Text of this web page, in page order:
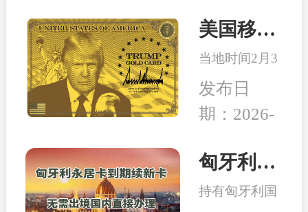
赢”的国际化
平台。
未来可能会面
论是为了孩子
的教育、家人
的养老，还是
出行的自由，
和未来多一层
保障，移民身
美国移民最新消息：特朗普百万金卡项目被起诉！
当地时间2月3
日，美国多家
组织和团体正
式将一纸诉状
联邦法院，起
强推的“金
发布日
期：2026-
匈牙利永居卡到期续签服务：全程国内办理，直接换发10年新卡
持有匈牙利国